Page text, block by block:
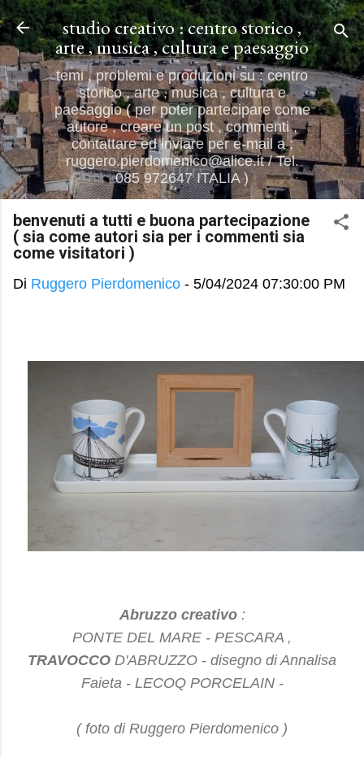
Passa ai contenuti principali
studio creativo : centro storico ,
arte , musica , cultura e paesaggio
temi , problemi e produzioni su : centro
storico , arte , musica , cultura e
paesaggio ( per poter partecipare come
autore , creare un post , commenti ,
contattare ed inviare per e-mail a :
ruggero.pierdomenico@alice.it / Tel.
085 972647 ITALIA )
benvenuti a tutti e buona partecipazione
( sia come autori sia per i commenti sia
come visitatori )
Di Ruggero Pierdomenico - 5/04/2024 07:30:00 PM
Abruzzo creativo :
PONTE DEL MARE - PESCARA ,
TRAVOCCO D'ABRUZZO - disegno di Annalisa
Faieta - LECOQ PORCELAIN -
( foto di Ruggero Pierdomenico )